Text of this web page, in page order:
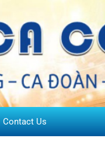
Contact Us